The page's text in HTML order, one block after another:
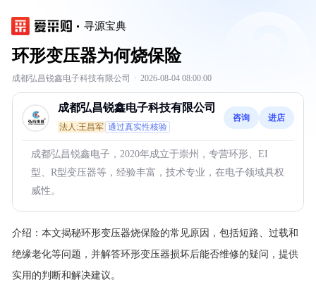
寻源宝典
环形变压器为何烧保险
成都弘昌锐鑫电子科技有限公司 · 2026-08-04 08:00:00
成都弘昌锐鑫电子科技有限公司
法人:王昌军 通过真实性核验
咨询 进店
成都弘昌锐鑫电子，2020年成立于崇州，专营环形、EI
型、R型变压器等，经验丰富，技术专业，在电子领域具权
威性。
介绍： 本文揭秘环形变压器烧保险的常见原因，包括短路、过载和
绝缘老化等问题，并解答环形变压器损坏后能否维修的疑问，提供
实用的判断和解决建议。